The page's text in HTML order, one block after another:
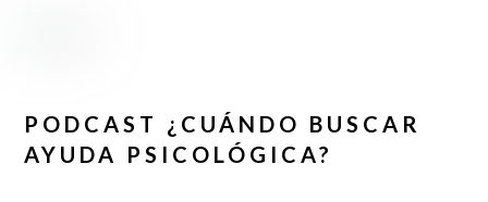
PODCAST ¿CUÁNDO BUSCAR
AYUDA PSICOLÓGICA?